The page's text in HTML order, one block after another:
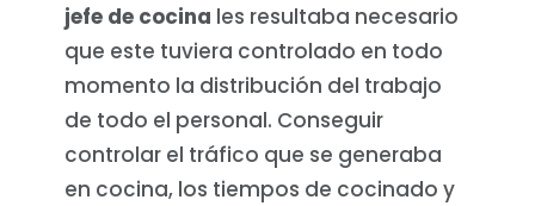
jefe de cocina les resultaba necesario
que este tuviera controlado en todo
momento la distribución del trabajo
de todo el personal. Conseguir
controlar el tráfico que se generaba
en cocina, los tiempos de cocinado y